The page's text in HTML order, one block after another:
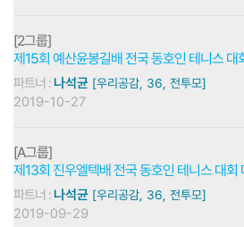
[2그룹]
제15회 예산윤봉길배 전국 동호인 테니스 대
파트너 :나석균 [우리공감, 36, 전투모]
2019-10-27
[A그룹]
제13회 진우엘텍배 전국 동호인 테니스 대회
파트너 :나석균 [우리공감, 36, 전투모]
2019-09-29